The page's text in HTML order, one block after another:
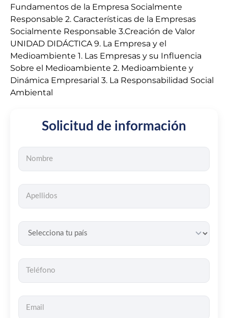
Fundamentos de la Empresa Socialmente
Responsable 2. Características de la Empresas
Socialmente Responsable 3.Creación de Valor
UNIDAD DIDÁCTICA 9. La Empresa y el
Medioambiente 1. Las Empresas y su Influencia
Sobre el Medioambiente 2. Medioambiente y
Dinámica Empresarial 3. La Responsabilidad Social
Ambiental
Solicitud de información